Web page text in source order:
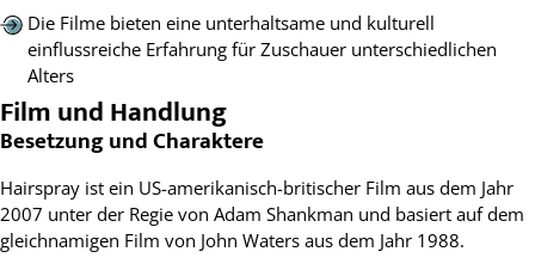
Die Filme bieten eine unterhaltsame und kulturell
einflussreiche Erfahrung für Zuschauer unterschiedlichen
Alters
Film und Handlung
Besetzung und Charaktere
Hairspray ist ein US-amerikanisch-britischer Film aus dem Jahr
2007 unter der Regie von Adam Shankman und basiert auf dem
gleichnamigen Film von John Waters aus dem Jahr 1988.